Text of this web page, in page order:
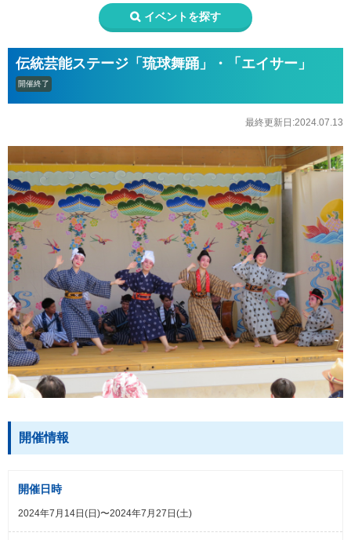
イベントを探す
伝統芸能ステージ「琉球舞踊」・「エイサー」
開催終了
最終更新日:2024.07.13
開催情報
開催日時
2024年7月14日(日)〜2024年7月27日(土)